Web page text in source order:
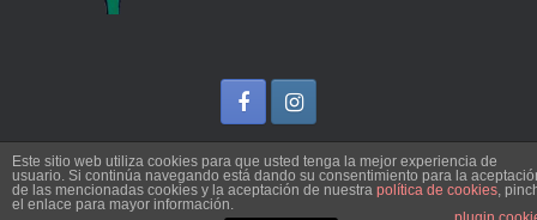
Un Tema deSiteOrigin
Este sitio web utiliza cookies para que usted tenga la mejor experiencia de
usuario. Si continúa navegando está dando su consentimiento para la
de las mencionadas cookies y la aceptación de nuestra política de cookies,
el enlace para mayor información.